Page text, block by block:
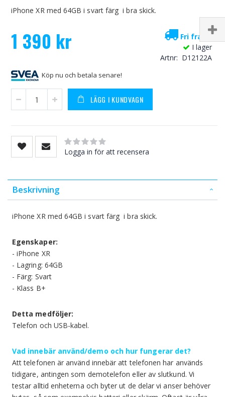
iPhone XR med 64GB i svart färg i bra skick.
1 390 kr
Fri frakt!
I lager
Artnr
D12122A
Köp nu och betala senare!
LÄGG I KUNDVAGN
Rating:
0% of100
Logga in för att recensera
Beskrivning
iPhone XR med 64GB i svart färg i bra skick.
Egenskaper:
- iPhone XR
- Lagring: 64GB
- Färg: Svart
- Klass B+
Detta medföljer:
Telefon och USB-kabel.
Vad innebär använd/demo och hur fungerar det?
Att telefonen är använd innebär att telefonen har används
tidigare, antingen som demotelefon eller av slutkund. Vi
testar alltid enheterna och byter ut de delar vi anser behöver